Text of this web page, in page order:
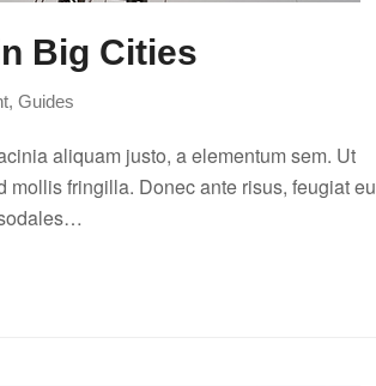
Big Cities
, Guides
aliquam justo, a elementum sem. Ut
mollis fringilla. Donec ante risus, feugiat eu